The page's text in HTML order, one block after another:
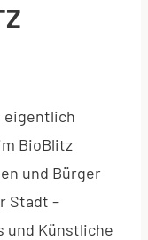
eigentlich
BioBlitz
und Bürger
Stadt –
und Künstliche